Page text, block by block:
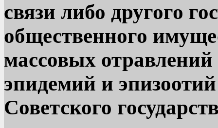
связи либо другого
общественного
массовых
эпидемий и
Советского